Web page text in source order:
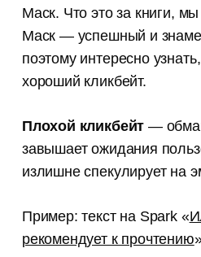
Маск. Что это за книги,
Маск — успешный и
поэтому интересно
хороший кликбейт.
Плохой кликбейт —
завышает ожидания
излишне спекулирует на
Пример: текст на Spark «
рекомендует к прочтению